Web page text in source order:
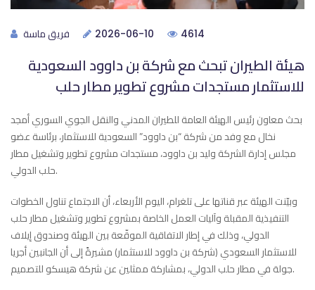
فريق ماسة 2026-06-10 4614
هيئة الطيران تبحث مع شركة بن داوود السعودية
للاستثمار مستجدات مشروع تطوير مطار حلب
بحث معاون رئيس الهيئة العامة للطيران المدني والنقل الجوي السوري أمجد
نخال مع وفد من شركة “بن داوود” السعودية للاستثمار، برئاسة عضو
مجلس إدارة الشركة وليد بن داوود، مستجدات مشروع تطوير وتشغيل مطار
حلب الدولي.
وبيّنت الهيئة عبر قناتها على تلغرام، اليوم الأربعاء، أن الاجتماع تناول الخطوات
التنفيذية المقبلة وآليات العمل الخاصة بمشروع تطوير وتشغيل مطار حلب
الدولي، وذلك في إطار الاتفاقية الموقّعة بين الهيئة وصندوق إيلاف
للاستثمار السعودي (شركة بن داوود للاستثمار) مشيرةً إلى أن الجانبين أجريا
جولة في مطار حلب الدولي، بمشاركة ممثلين عن شركة هيسكو للتصميم.